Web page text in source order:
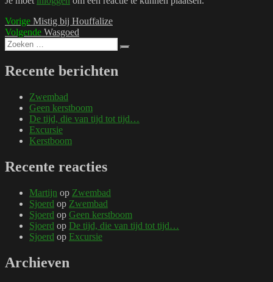
Bericht
navigatie
Vorige Vorig
bericht:
Mistig bij Houffalize
Volgende Volgend
bericht:
Wasgoed
Zoeken
naar:
Recente berichten
Zwembad
Geen kerstboom
De tijd, die van tijd tot tijd…
Excursie
Kerstboom
Recente reacties
Martijn op Zwembad
Sjoerd op Zwembad
Sjoerd op Geen kerstboom
Sjoerd op De tijd, die van tijd tot tijd…
Sjoerd op Excursie
Archieven